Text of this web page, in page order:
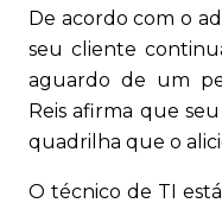
De acordo com o
seu cliente
aguardo de um
Reis afirma que
quadrilha que o
O técnico de TI